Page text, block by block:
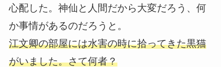
心配した。神仙と人間だから大変だろう、何
か事情があるのだろうと。
江文卿の部屋には水害の時に拾ってきた黒猫
がいました。さて何者？